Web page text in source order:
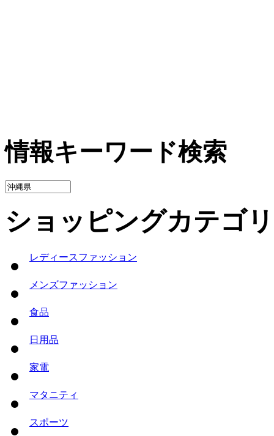
情報キーワード検索
ショッピングカテゴ
レディースファッション
メンズファッション
食品
日用品
家電
マタニティ
スポーツ